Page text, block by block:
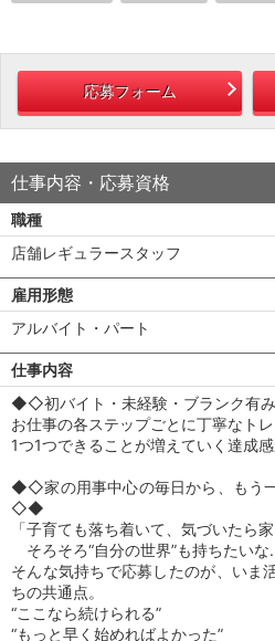
応募フォーム
仕事内容・応募資格
職種
店舗レギュラースタッフ
雇用形態
アルバイト・パート
仕事内容
◆◇初バイト・未経験・ブランク有
お仕事の各ステップごとに丁寧なトレ
1つ1つできることが増えていく達成感
◆◇家の用事中心の毎日から、もう
◇◆
「子育ても落ち着いて、気づいたら
そろそろ“自分の世界”も持ちたいな
そんな気持ちで応募したのが、いま
ちの共通点。
“ここなら続けられる”
“もっと早く始めればよかった”